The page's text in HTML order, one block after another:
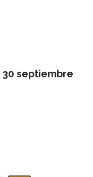
septiembre